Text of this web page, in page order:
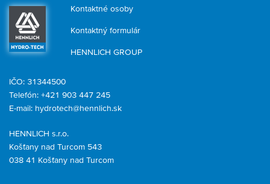
Kontaktné osoby
Kontaktný formulár
HENNLICH GROUP
HENNLICH s.r.o.
Košťany nad Turcom 543
038 41 Košťany nad Turcom
IČO: 31344500
Telefón: +421 903 447 245
E-mail: hydrotech@hennlich.sk